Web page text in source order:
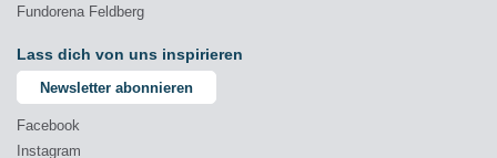
Fundorena Feldberg
Lass dich von uns inspirieren
Newsletter abonnieren
Facebook
Instagram